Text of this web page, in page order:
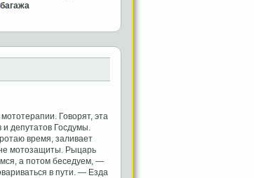
багажа
Говорят, эта
и депутатов Госдумы.
время, заливает
мотозащиты. Рыцарь
а потом беседуем, —
в пути. — Езда